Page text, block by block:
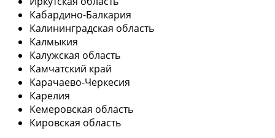
Кабардино-Балкария
Калининградская область
Калмыкия
Калужская область
Камчатский край
Карачаево-Черкесия
Карелия
Кемеровская область
Кировская область